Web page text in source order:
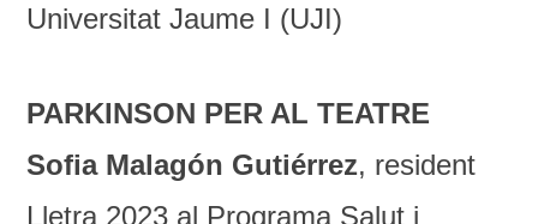
Universitat Jaume I (UJI)
PARKINSON PER AL TEATRE
Sofia Malagón Gutiérrez, resident
Lletra 2023 al Programa Salut i